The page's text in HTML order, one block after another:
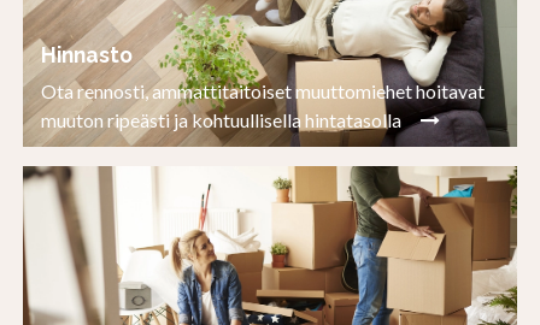
Hinnasto
Ota rennosti, ammattitaitoiset muuttomiehet hoitavat
muuton ripeästi ja kohtuullisella hintatasolla